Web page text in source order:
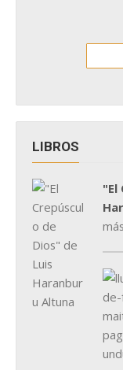
LIBROS
"El